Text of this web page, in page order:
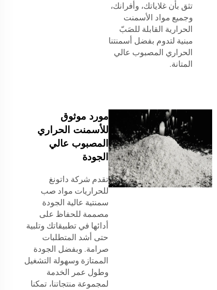
تثق بأن غلاياتك، وأفرانك،
وجميع مواد الأسمنت
الحرارية القابلة للصَبّ
مبنية لتدوم بفضل أسمنتنا
الحراري المصبوب عالي
المتانة.
مورد موثوق
للأسمنت الحراري
المصبوب عالي
الجودة
تقدم شركة داتونغ
للحراريات مواد صب
سمنتية عالية الجودة
مصممة للحفاظ على
أدائها في تطبيقاتك وتلبية
حتى أشد المتطلبات
صرامة. وبفضل الجودة
الممتازة وسهولة التشغيل
وطول عمر الخدمة
لمجموعة منتجاتنا، تمكنا